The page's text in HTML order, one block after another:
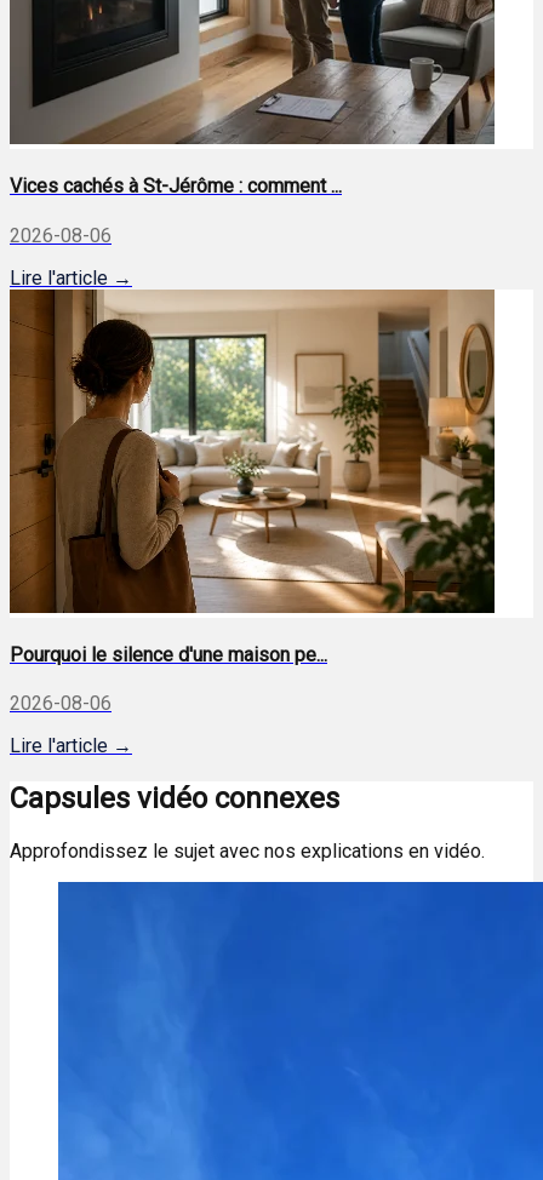
Vices cachés à St-Jérôme : comment ...
2026-08-06
Lire l'article →
Pourquoi le silence d'une maison pe...
2026-08-06
Lire l'article →
Capsules vidéo connexes
Approfondissez le sujet avec nos explications en vidéo.